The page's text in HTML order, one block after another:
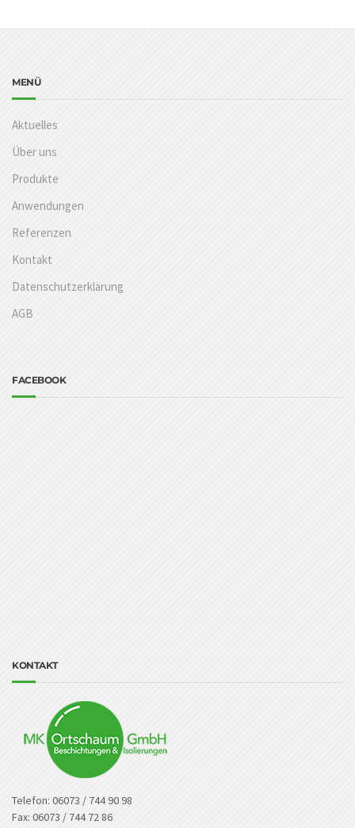
MENÜ
Aktuelles
Über uns
Produkte
Anwendungen
Referenzen
Kontakt
Datenschutzerklärung
AGB
FACEBOOK
KONTAKT
Telefon: 06073 / 744 90 98
Fax: 06073 / 744 72 86